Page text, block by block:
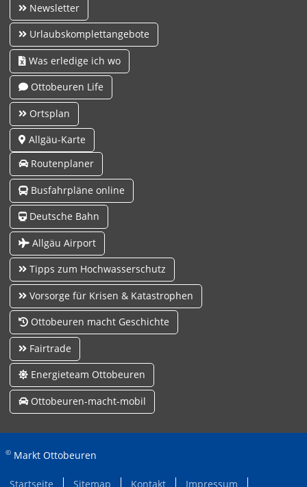
Newsletter
Urlaubskomplettangebote
Was erledige ich wo
Ottobeuren Life
Ortsplan
Allgäu-Karte
Routenplaner
Busfahrpläne online
Deutsche Bahn
Allgäu Airport
Tipps zum Hochwasserschutz
Vorsorge für Krisen & Katastrophen
Ottobeuren macht Geschichte
Fairtrade
Energieteam Ottobeuren
Ottobeuren-macht-mobil
© Markt Ottobeuren
Startseite Sitemap Kontakt Impressum